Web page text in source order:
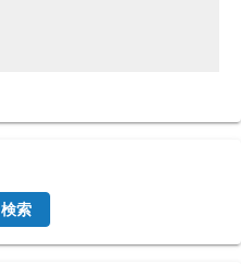
検索